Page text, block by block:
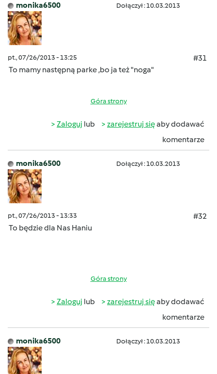
monika6500 Dołączył : 10.03.2013
pt., 07/26/2013 - 13:25
#31
To mamy następną parke ,bo ja też "noga"
Góra strony
Zaloguj lub zarejestruj sięaby dodawać
komentarze
monika6500 Dołączył : 10.03.2013
pt., 07/26/2013 - 13:33
#32
To będzie dla Nas Haniu
Góra strony
Zaloguj lub zarejestruj sięaby dodawać
komentarze
monika6500 Dołączył : 10.03.2013